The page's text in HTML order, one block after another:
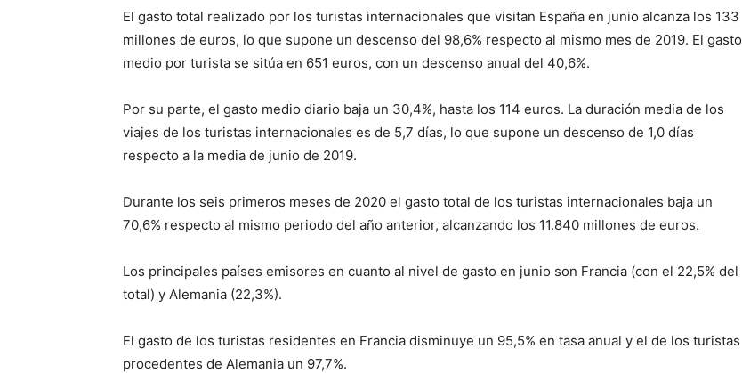
El gasto total realizado por los turistas internacionales que visitan España en junio alcanza los 133
millones de euros, lo que supone un descenso del 98,6% respecto al mismo mes de 2019. El gasto
medio por turista se sitúa en 651 euros, con un descenso anual del 40,6%.
Por su parte, el gasto medio diario baja un 30,4%, hasta los 114 euros. La duración media de los
viajes de los turistas internacionales es de 5,7 días, lo que supone un descenso de 1,0 días
respecto a la media de junio de 2019.
Durante los seis primeros meses de 2020 el gasto total de los turistas internacionales baja un
70,6% respecto al mismo periodo del año anterior, alcanzando los 11.840 millones de euros.
Los principales países emisores en cuanto al nivel de gasto en junio son Francia (con el 22,5% del
total) y Alemania (22,3%).
El gasto de los turistas residentes en Francia disminuye un 95,5% en tasa anual y el de los turistas
procedentes de Alemania un 97,7%.